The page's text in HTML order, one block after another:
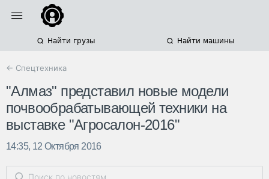
Найти грузы Найти машины
← Спецтехника
"Алмаз" представил новые модели
почвообрабатывающей техники на
выставке "Агросалон-2016"
14:35, 12 Октября 2016